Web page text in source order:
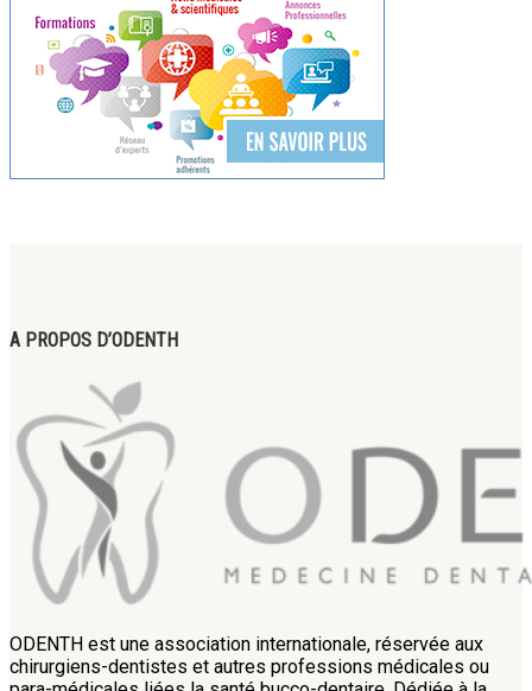
A PROPOS D’ODENTH
ODENTH est une association internationale, réservée aux
chirurgiens-dentistes et autres professions médicales ou